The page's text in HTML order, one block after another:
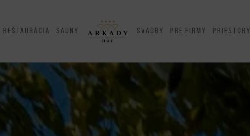
Reštaurácia Sauny Svadby Pre firmy Priestory